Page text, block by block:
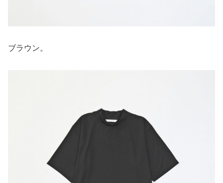
ブラウン。